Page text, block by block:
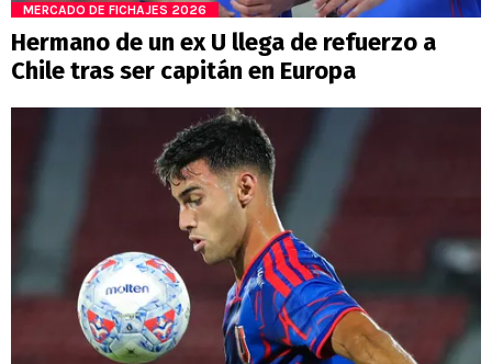
MERCADO DE FICHAJES 2026
Hermano de un ex U llega de refuerzo a
Chile tras ser capitán en Europa